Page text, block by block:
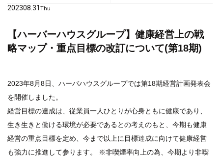
202308.31 Thu
【ハーバーハウスグループ】健康経営上の戦
略マップ・重点目標の改訂について(第18期)
2023年8月8日、ハーバハウスグループでは第18期経営計画発表会
を開催しました。
経営目標の達成は、従業員一人ひとりが心身ともに健康であり、
生き生きと働ける環境が必要であるとの考えのもと、今期も健康
経営の重点目標を定め、今まで以上に目標達成に向けて健康経営
も強力に推進して参ります。 ※非喫煙率向上の為、今期より非喫